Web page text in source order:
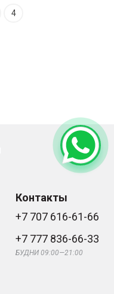
4
Контакты
+7 707 616-61-66
+7 777 836-66-33
БУДНИ 09:00—21:00